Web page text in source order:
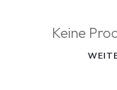
Keine